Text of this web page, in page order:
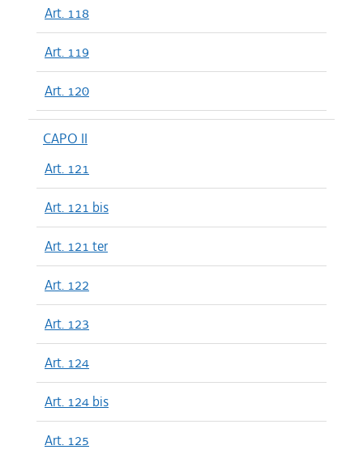
Art. 118
Art. 119
Art. 120
CAPO II
Art. 121
Art. 121 bis
Art. 121 ter
Art. 122
Art. 123
Art. 124
Art. 124 bis
Art. 125